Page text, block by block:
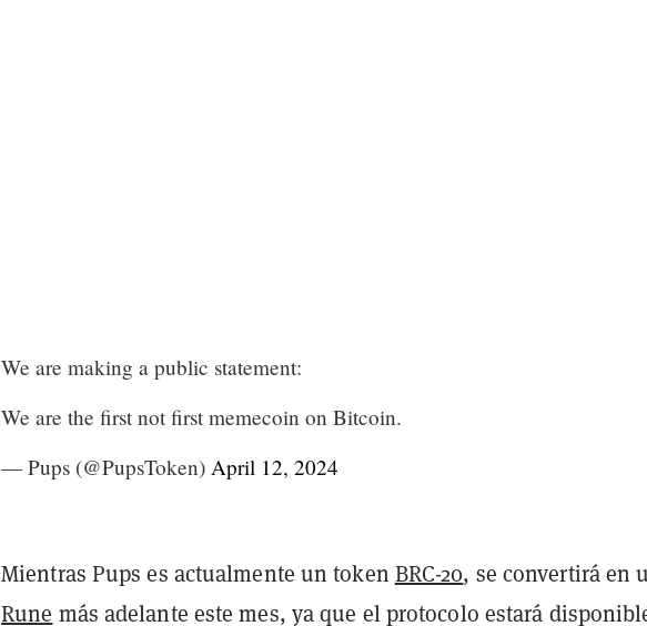
We are making a public statement:
We are the first not first memecoin on Bitcoin.
— Pups (@PupsToken) April 12, 2024
Mientras Pups es actualmente un token BRC-20, se convertirá en
Rune más adelante este mes, ya que el protocolo estará